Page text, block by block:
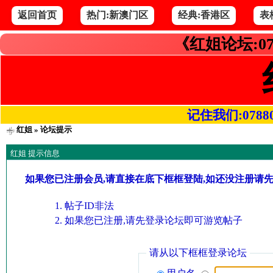
返回首页 热门:新澳门区 经典:香港区 表
《红姐论坛
记住我们
红姐» 论坛提示
红姐 提示信息
如果您已注册会员,请直接在底下框框登陆,如还没注册请
帖子ID非法
如果您已注册,请先登录论坛即可游览帖子
请从以下框框登录论坛